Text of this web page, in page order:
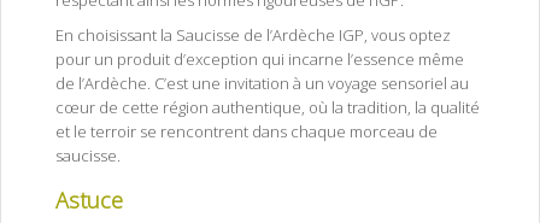
En choisissant la Saucisse de l’Ardèche IGP, vous optez
pour un produit d’exception qui incarne l’essence même
de l’Ardèche. C’est une invitation à un voyage sensoriel au
cœur de cette région authentique, où la tradition, la qualité
et le terroir se rencontrent dans chaque morceau de
saucisse.
Astuce